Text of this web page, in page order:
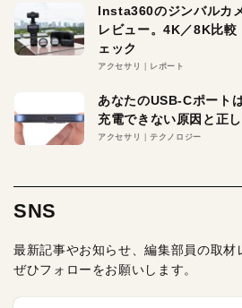
Insta360のジンバルカ
レビュー。4K／8K比較
ェック
アクセサリ レポート
あなたのUSB-Cポート
充電できない原因と正
アクセサリ テクノロジー
SNS
最新記事やお知らせ、編集部員の取材
ぜひフォローをお願いします。